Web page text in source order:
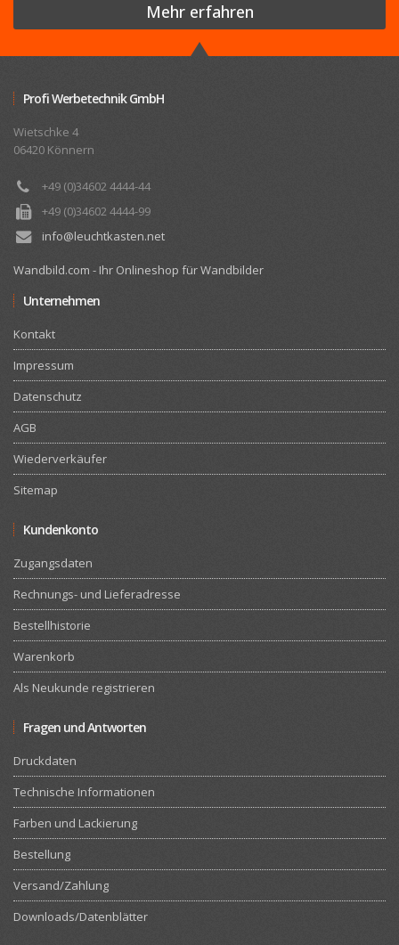
Mehr erfahren
Profi Werbetechnik GmbH
Wietschke 4
06420 Könnern
+49 (0)34602 4444-44
+49 (0)34602 4444-99
info@leuchtkasten.net
Wandbild.com - Ihr Onlineshop für Wandbilder
Unternehmen
Kontakt
Impressum
Datenschutz
AGB
Wiederverkäufer
Sitemap
Kundenkonto
Zugangsdaten
Rechnungs- und Lieferadresse
Bestellhistorie
Warenkorb
Als Neukunde registrieren
Fragen und Antworten
Druckdaten
Technische Informationen
Farben und Lackierung
Bestellung
Versand/Zahlung
Downloads/Datenblätter